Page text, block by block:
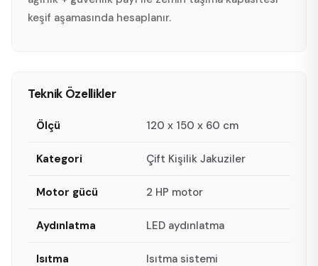
keşif aşamasında hesaplanır.
Teknik Özellikler
Ölçü 120 x 150 x 60 cm
Kategori Çift Kişilik Jakuziler
Motor gücü 2 HP motor
Aydınlatma LED aydınlatma
Isıtma Isıtma sistemi